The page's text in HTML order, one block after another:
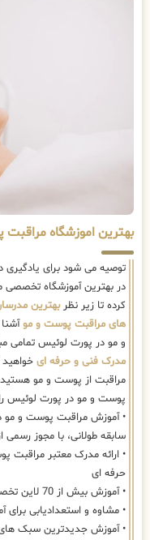
بهترین اموزشگاه
توصیه می شود برای یادگیری
در بهترین آموزشگاه
کرده تا زیر نظربهترین
های مراقبت پوست و مو
و مو در پورت لوئیس تمامی
مدرک فنی و حرفه ای
مراقبت از پوست و مو
پوست و مو در پورت لوئیس
• آموزش مراقبت پوست و مو
سابقه طولانی، با مجوز رسمی
• ارائه مدرک معتبر
حرفه ای
• آموزش بیش از 70 لاین تخصصی از مبتدی تا فوق پیشرفته
• مشاوه و استعدادیابی
• آموزش جدیدترین سبک